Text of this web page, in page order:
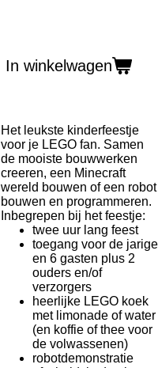
In winkelwagen
Het leukste kinderfeestje
voor je LEGO fan. Samen
de mooiste bouwwerken
creeren, een Minecraft
wereld bouwen of een robot
bouwen en programmeren.
Inbegrepen bij het feestje:
twee uur lang feest
toegang voor de jarige
en 6 gasten plus 2
ouders en/of
verzorgers
heerlijke LEGO koek
met limonade of water
(en koffie of thee voor
de volwassenen)
robotdemonstratie